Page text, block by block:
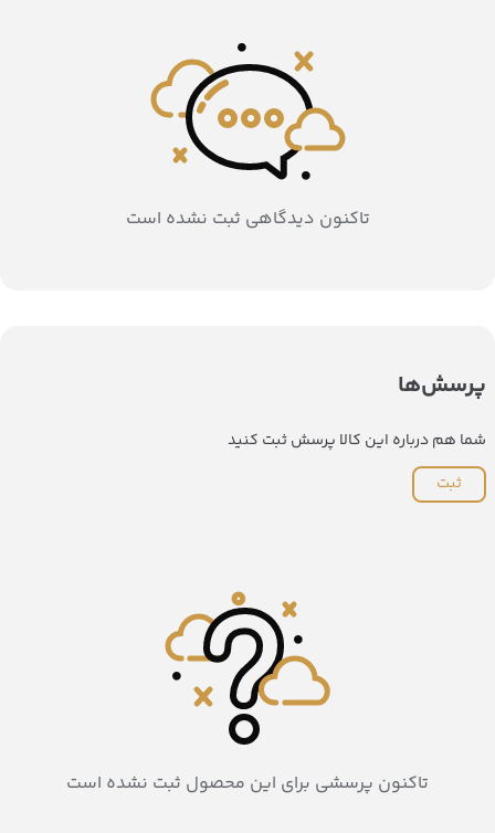
تاکنون دیدگاهی ثبت نشده است
پرسش‌ها
شما هم درباره این کالا پرسش ثبت کنید
ثبت
تاکنون پرسشی برای این محصول ثبت نشده است